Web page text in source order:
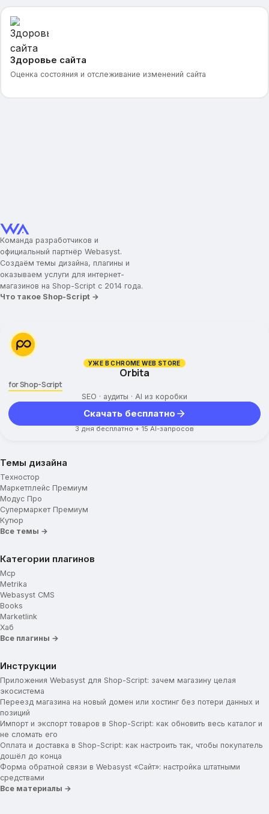
Здоровье сайта
Оценка состояния и отслеживание изменений сайта
Команда разработчиков и
официальный партнёр Webasyst.
Создаём темы дизайна, плагины и
оказываем услуги для интернет-
магазинов на Shop-Script с 2014 года.
Что такое Shop-Script →
УЖЕ В CHROME WEB STORE
Orbita
for Shop-Script
SEO · аудиты · AI из коробки
Скачать бесплатно
3 дня бесплатно + 15 AI-запросов
Темы дизайна
Техностор
Маркетплейс Премиум
Модус Про
Супермаркет Премиум
Кутюр
Все темы →
Категории плагинов
Mcp
Metrika
Webasyst CMS
Books
Marketlink
Хаб
Все плагины →
Инструкции
Приложения Webasyst для Shop-Script: зачем магазину целая
экосистема
Переезд магазина на новый домен или хостинг без потери данных и
позиций
Импорт и экспорт товаров в Shop-Script: как обновить весь каталог и
не сломать его
Оплата и доставка в Shop-Script: как настроить так, чтобы покупатель
дошёл до конца
Форма обратной связи в Webasyst «Сайт»: настройка штатными
средствами
Все материалы →